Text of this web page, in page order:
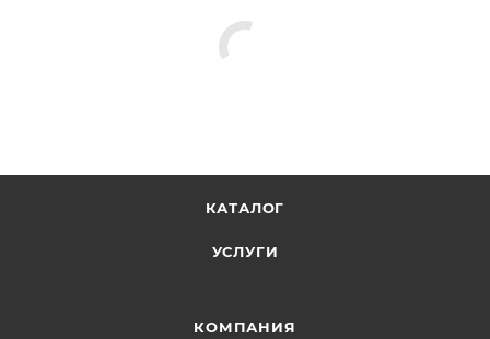
КАТАЛОГ
УСЛУГИ
КОМПАНИЯ